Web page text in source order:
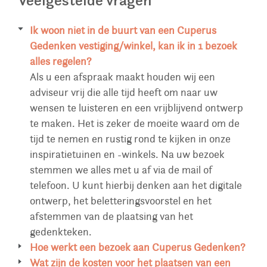
Ik woon niet in de buurt van een Cuperus
Gedenken vestiging/winkel, kan ik in 1 bezoek
alles regelen?
Als u een afspraak maakt houden wij een
adviseur vrij die alle tijd heeft om naar uw
wensen te luisteren en een vrijblijvend ontwerp
te maken. Het is zeker de moeite waard om de
tijd te nemen en rustig rond te kijken in onze
inspiratietuinen en -winkels. Na uw bezoek
stemmen we alles met u af via de mail of
telefoon. U kunt hierbij denken aan het digitale
ontwerp, het beletteringsvoorstel en het
afstemmen van de plaatsing van het
gedenkteken.
Hoe werkt een bezoek aan Cuperus Gedenken?
U bent van harte welkom in een van onze
Wat zijn de kosten voor het plaatsen van een